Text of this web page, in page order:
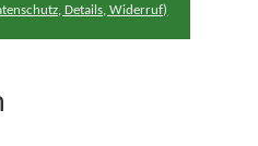
Details, Widerruf)